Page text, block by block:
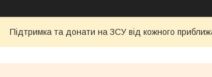
Підтримка та донати на ЗСУ від кожного